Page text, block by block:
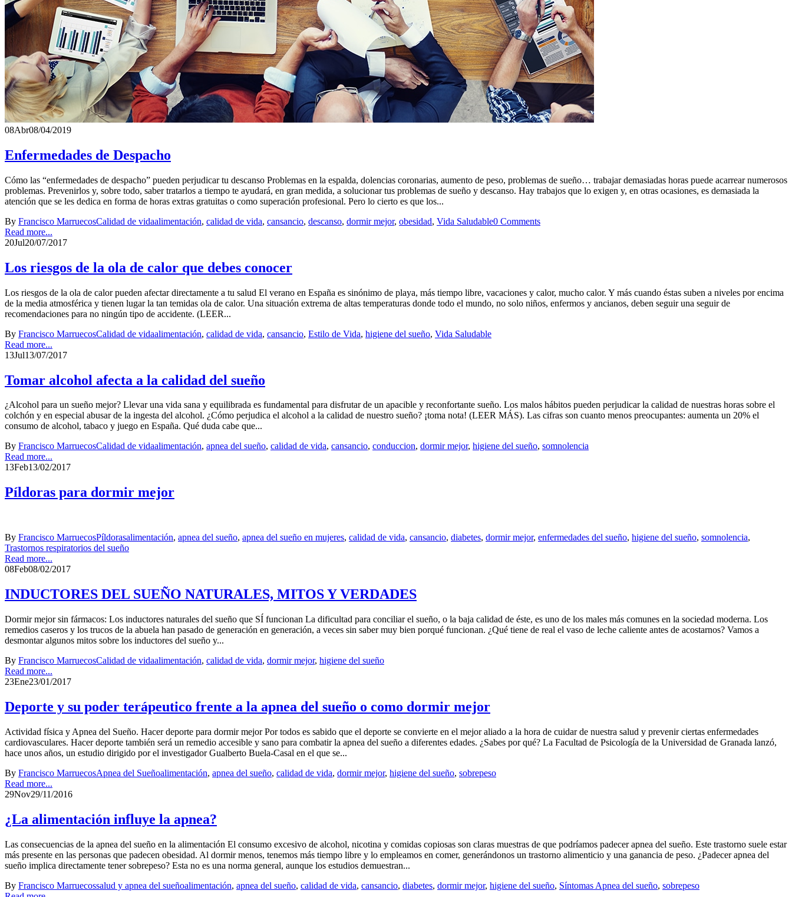
08Abr08/04/2019
Enfermedades de Despacho
Cómo las “enfermedades de despacho” pueden perjudicar tu descanso Problemas en la espalda, dolencias coronarias, aumento de peso, problemas de sueño… trabajar demasiadas horas puede acarrear numerosos
problemas. Prevenirlos y, sobre todo, saber tratarlos a tiempo te ayudará, en gran medida, a solucionar tus problemas de sueño y descanso. Hay trabajos que lo exigen y, en otras ocasiones, es demasiada la
atención que se les dedica en forma de horas extras gratuitas o como superación profesional. Pero lo cierto es que los...
By Francisco MarruecosCalidad de vidaalimentación, calidad de vida, cansancio, descanso, dormir mejor, obesidad, Vida Saludable0 Comments
Read more...
20Jul20/07/2017
Los riesgos de la ola de calor que debes conocer
Los riesgos de la ola de calor pueden afectar directamente a tu salud El verano en España es sinónimo de playa, más tiempo libre, vacaciones y calor, mucho calor. Y más cuando éstas suben a niveles por encima
de la media atmosférica y tienen lugar la tan temidas ola de calor. Una situación extrema de altas temperaturas donde todo el mundo, no solo niños, enfermos y ancianos, deben seguir una seguir de
recomendaciones para no ningún tipo de accidente. (LEER...
By Francisco MarruecosCalidad de vidaalimentación, calidad de vida, cansancio, Estilo de Vida, higiene del sueño, Vida Saludable
Read more...
13Jul13/07/2017
Tomar alcohol afecta a la calidad del sueño
¿Alcohol para un sueño mejor? Llevar una vida sana y equilibrada es fundamental para disfrutar de un apacible y reconfortante sueño. Los malos hábitos pueden perjudicar la calidad de nuestras horas sobre el
colchón y en especial abusar de la ingesta del alcohol. ¿Cómo perjudica el alcohol a la calidad de nuestro sueño? ¡toma nota! (LEER MÁS). Las cifras son cuanto menos preocupantes: aumenta un 20% el
consumo de alcohol, tabaco y juego en España. Qué duda cabe que...
By Francisco MarruecosCalidad de vidaalimentación, apnea del sueño, calidad de vida, cansancio, conduccion, dormir mejor, higiene del sueño, somnolencia
Read more...
13Feb13/02/2017
Píldoras para dormir mejor
By Francisco MarruecosPíldorasalimentación, apnea del sueño, apnea del sueño en mujeres, calidad de vida, cansancio, diabetes, dormir mejor, enfermedades del sueño, higiene del sueño, somnolencia,
Trastornos respiratorios del sueño
Read more...
08Feb08/02/2017
INDUCTORES DEL SUEÑO NATURALES, MITOS Y VERDADES
Dormir mejor sin fármacos: Los inductores naturales del sueño que SÍ funcionan La dificultad para conciliar el sueño, o la baja calidad de éste, es uno de los males más comunes en la sociedad moderna. Los
remedios caseros y los trucos de la abuela han pasado de generación en generación, a veces sin saber muy bien porqué funcionan. ¿Qué tiene de real el vaso de leche caliente antes de acostarnos? Vamos a
desmontar algunos mitos sobre los inductores del sueño y...
By Francisco MarruecosCalidad de vidaalimentación, calidad de vida, dormir mejor, higiene del sueño
Read more...
23Ene23/01/2017
Deporte y su poder terápeutico frente a la apnea del sueño o como dormir mejor
Actividad física y Apnea del Sueño. Hacer deporte para dormir mejor Por todos es sabido que el deporte se convierte en el mejor aliado a la hora de cuidar de nuestra salud y prevenir ciertas enfermedades
cardiovasculares. Hacer deporte también será un remedio accesible y sano para combatir la apnea del sueño a diferentes edades. ¿Sabes por qué? La Facultad de Psicología de la Universidad de Granada lanzó,
hace unos años, un estudio dirigido por el investigador Gualberto Buela-Casal en el que se...
By Francisco MarruecosApnea del Sueñoalimentación, apnea del sueño, calidad de vida, dormir mejor, higiene del sueño, sobrepeso
Read more...
29Nov29/11/2016
¿La alimentación influye la apnea?
Las consecuencias de la apnea del sueño en la alimentación El consumo excesivo de alcohol, nicotina y comidas copiosas son claras muestras de que podríamos padecer apnea del sueño. Este trastorno suele estar
más presente en las personas que padecen obesidad. Al dormir menos, tenemos más tiempo libre y lo empleamos en comer, generándonos un trastorno alimenticio y una ganancia de peso. ¿Padecer apnea del
sueño implica directamente tener sobrepeso? Esta no es una norma general, aunque los estudios demuestran...
By Francisco Marruecossalud y apnea del sueñoalimentación, apnea del sueño, calidad de vida, cansancio, diabetes, dormir mejor, higiene del sueño, Síntomas Apnea del sueño, sobrepeso